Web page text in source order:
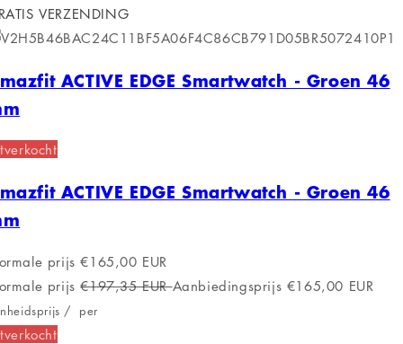
VERZENDING
ACTIVE EDGE Smartwatch - Groen 46
ACTIVE EDGE Smartwatch - Groen 46
prijs €165,00 EUR
prijs €197,35 EURAanbiedingsprijs €165,00 EUR
/ per